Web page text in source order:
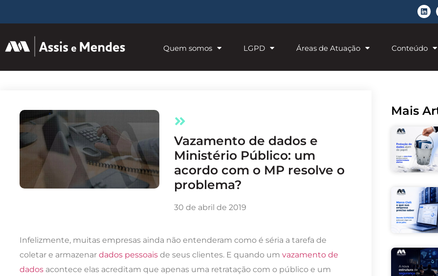
Quem somos LGPD Áreas de Atuação Conteúdo
Vazamento de dados e
Ministério Público: um
acordo com o MP resolve o
problema?
30 de abril de 2019
Infelizmente, muitas empresas ainda não entenderam como é séria a tarefa de
coletar e armazenar dados pessoais de seus clientes. E quando um vazamento de
dados acontece elas acreditam que apenas uma retratação com o público e um
Mais